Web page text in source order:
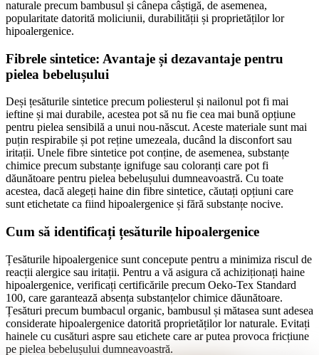
naturale precum bambusul și cânepa câștigă, de asemenea,
popularitate datorită moliciunii, durabilității și proprietăților lor
hipoalergenice.
Fibrele sintetice: Avantaje și dezavantaje pentru
pielea bebelușului
Deși țesăturile sintetice precum poliesterul și nailonul pot fi mai
ieftine și mai durabile, acestea pot să nu fie cea mai bună opțiune
pentru pielea sensibilă a unui nou-născut. Aceste materiale sunt mai
puțin respirabile și pot reține umezeala, ducând la disconfort sau
iritații. Unele fibre sintetice pot conține, de asemenea, substanțe
chimice precum substanțe ignifuge sau coloranți care pot fi
dăunătoare pentru pielea bebelușului dumneavoastră. Cu toate
acestea, dacă alegeți haine din fibre sintetice, căutați opțiuni care
sunt etichetate ca fiind hipoalergenice și fără substanțe nocive.
Cum să identificați țesăturile hipoalergenice
Țesăturile hipoalergenice sunt concepute pentru a minimiza riscul de
reacții alergice sau iritații. Pentru a vă asigura că achiziționați haine
hipoalergenice, verificați certificările precum Oeko-Tex Standard
100, care garantează absența substanțelor chimice dăunătoare.
Țesături precum bumbacul organic, bambusul și mătasea sunt adesea
considerate hipoalergenice datorită proprietăților lor naturale. Evitați
hainele cu cusături aspre sau etichete care ar putea provoca fricțiune
pe pielea bebelușului dumneavoastră.